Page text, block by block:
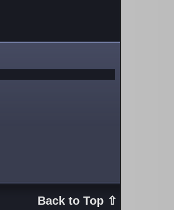
Back to Top ⇧